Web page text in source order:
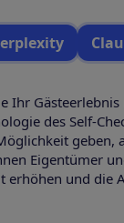
Ihr
des Self-
geben,
Eigentümer
erhöhen und die